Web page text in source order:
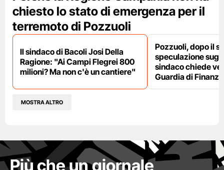
chiesto lo stato di emergenza per il
terremoto di Pozzuoli
Il sindaco di Bacoli Josi Della
Ragione: "Ai Campi Flegrei 800
milioni? Ma non c'è un cantiere"
Pozzuoli, dopo il
speculazione
sindaco chiede
Guardia di Finanza
MOSTRA ALTRO
Più che un giornale